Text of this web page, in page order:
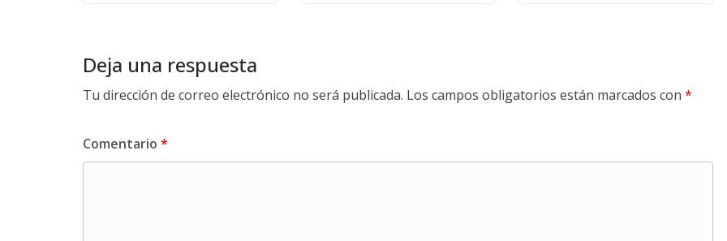
Deja una respuesta
Tu dirección de correo electrónico no será publicada. Los campos obligatorios están marcados con *
Comentario *